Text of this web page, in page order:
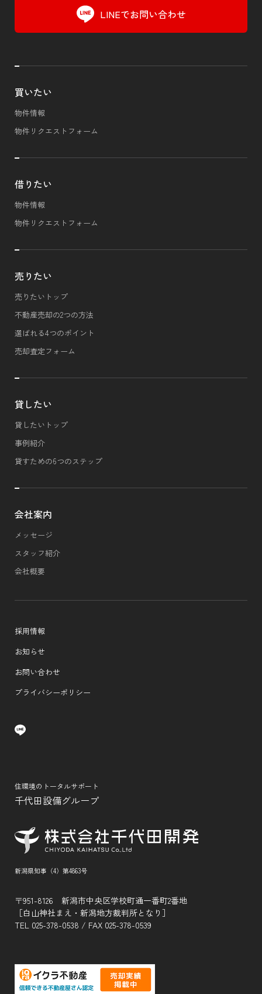
LINEでお問い合わせ
買いたい
物件情報
物件リクエストフォーム
借りたい
物件情報
物件リクエストフォーム
売りたい
売りたいトップ
不動産売却の2つの方法
選ばれる4つのポイント
売却査定フォーム
貸したい
貸したいトップ
事例紹介
貸すための6つのステップ
会社案内
メッセージ
スタッフ紹介
会社概要
採用情報
お知らせ
お問い合わせ
プライバシーポリシー
住環境のトータルサポート
千代田設備グループ
新潟県知事（4）第4863号
〒951-8126 新潟市中央区学校町通一番町2番地
［白山神社まえ・新潟地方裁判所となり］
TEL 025-378-0538 / FAX 025-378-0539